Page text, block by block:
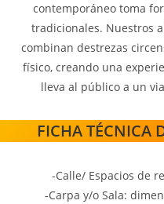
contemporáneo toma
tradicionales. Nuestros
combinan destrezas
físico, creando una
lleva al público a un
FICHA TÉCNICA
-Calle/ Espacios de
-Carpa y/o Sala: